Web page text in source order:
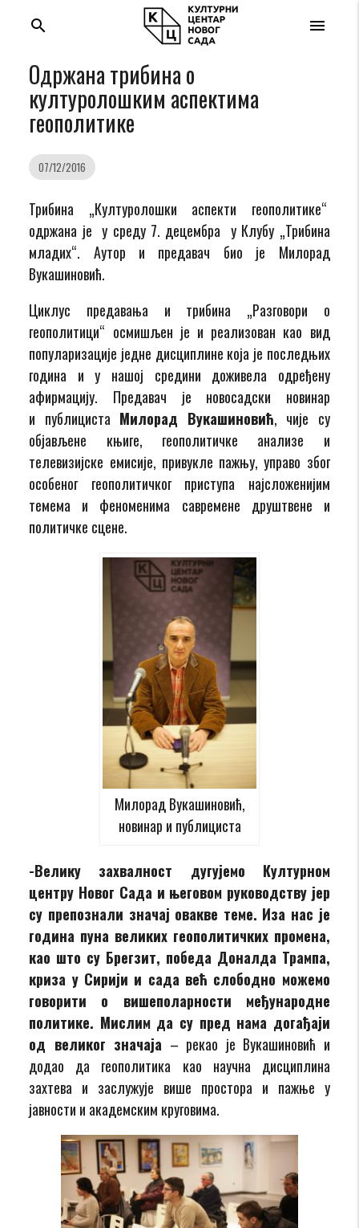
menu
search
Одржана трибина о
културолошким аспектима
геополитике
07/12/2016
Трибина „Културолошки аспекти геополитике“
одржана је у среду 7. децембра у Клубу „Трибина
младих“. Аутор и предавач био је Милорад
Вукашиновић.
Циклус предавања и трибина „Разговори о
геополитици“ осмишљен је и реализован као вид
популаризације једне дисциплине која је последњих
година и у нашој средини доживела одређену
афирмацију. Предавач је новосадски новинар
и публициста Милорад Вукашиновић, чије су
објављене књиге, геополитичке анализе и
телевизијске емисије, привукле пажњу, управо због
особеног геополитичког приступа најсложенијим
темема и феноменима савремене друштвене и
политичке сцене.
Милорад Вукашиновић,
новинар и публициста
-Велику захвалност дугујемо Културном
центру Новог Сада и његовом руководству јер
су препознали значај овакве теме. Иза нас је
година пуна великих геополитичких промена,
као што су Брегзит, победа Доналда Трампа,
криза у Сирији и сада већ слободно можемо
говорити о вишеполарности међународне
политике. Мислим да су пред нама догађаји
од великог значаја – рекао је Вукашиновић и
додао да геополитика као научна дисциплина
захтева и заслужује више простора и пажње у
јавности и академским круговима.